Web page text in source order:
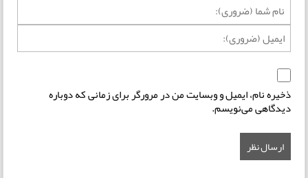
ذخیره نام، ایمیل و وبسایت من در مرورگر برای زمانی که دوباره
دیدگاهی می‌نویسم.